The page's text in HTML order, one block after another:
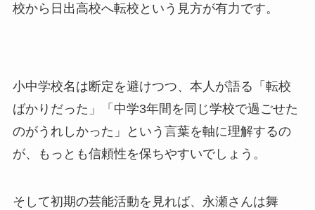
校から日出高校へ転校という見方が有力です。
小中学校名は断定を避けつつ、本人が語る「転校
ばかりだった」「中学3年間を同じ学校で過ごせた
のがうれしかった」という言葉を軸に理解するの
が、もっとも信頼性を保ちやすいでしょう。
そして初期の芸能活動を見れば、永瀬さんは舞